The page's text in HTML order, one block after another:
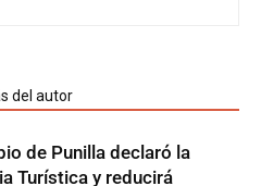
del autor
de Punilla declaró la
Turística y reducirá